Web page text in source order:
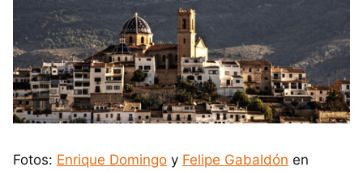
Fotos: Enrique Domingo y Felipe Gabaldón en